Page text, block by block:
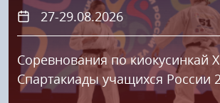
27-29.08.2026
Соревнования по киокусинкай
Спартакиады учащихся России